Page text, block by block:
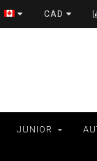
- RAMASSAGE EN
CAD
JUNIOR